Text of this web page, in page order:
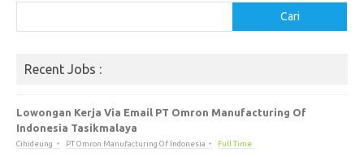
Cari
Recent Jobs :
Lowongan Kerja Via Email PT Omron Manufacturing Of
Indonesia Tasikmalaya
Cihideung PT Omron Manufacturing Of Indonesia Full Time